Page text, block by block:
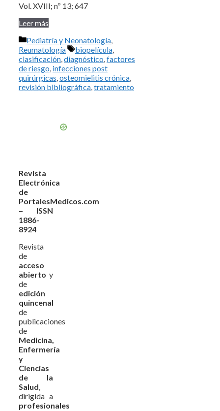
Vol. XVIII; nº 13; 647
Leer más
Categorías
Pediatría y Neonatología
Reumatología
Etiquetas
biopelícula
clasificación diagnóstico factores
de riesgo infecciones post
quirúrgicas osteomielitis crónica
revisión bibliográfica tratamiento
Revista
Electrónica
de
PortalesMedicos.com
– ISSN
1886-
8924
Revista
de
acceso
abierto y
de
edición
quincenal
de
publicaciones
de
Medicina,
Enfermería
y
Ciencias
de la
Salud
dirigida a
profesionales